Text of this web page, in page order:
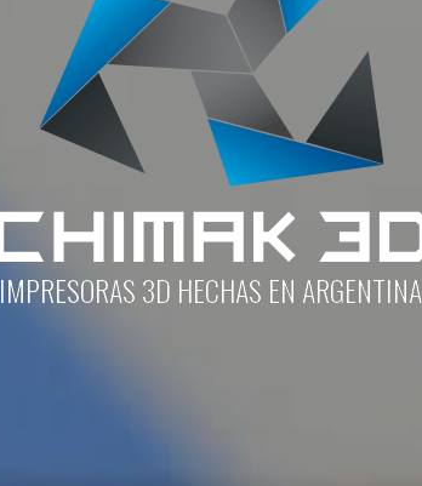
IMPRESORAS 3D HECHAS EN ARGENTINA